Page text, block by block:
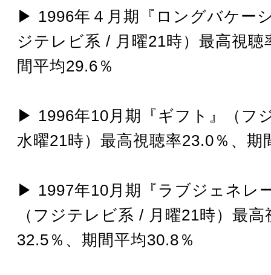
▶︎ 1996年４月期『ロングバケー
ジテレビ系 / 月曜21時）最高視聴
間平均29.6％
▶︎ 1996年10月期『ギフト』（フ
水曜21時）最高視聴率23.0％、期
▶︎ 1997年10月期『ラブジェネレ
（フジテレビ系 / 月曜21時）最高
32.5％、期間平均30.8％